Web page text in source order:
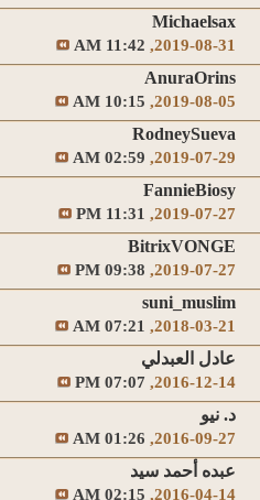
Michaelsax
2019-08-31,
11:42 AM
AnuraOrins
2019-08-05,
10:15 AM
RodneySueva
2019-07-29,
02:59 AM
FannieBiosy
2019-07-27,
11:31 PM
BitrixVONGE
2019-07-27,
09:38 PM
suni_muslim
2018-03-21,
07:21 AM
عادل العبدلي
2016-12-14,
07:07 PM
د. نيو
2016-09-27,
01:26 AM
عبده أحمد سيد
2016-04-14,
02:15 AM